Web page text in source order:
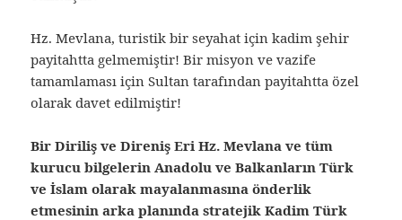
Hz. Mevlana, turistik bir seyahat için kadim şehir
payitahtta gelmemiştir! Bir misyon ve vazife
tamamlaması için Sultan tarafından payitahtta özel
olarak davet edilmiştir!
Bir Diriliş ve Direniş Eri Hz. Mevlana ve tüm
kurucu bilgelerin Anadolu ve Balkanların Türk
ve İslam olarak mayalanmasına önderlik
etmesinin arka planında stratejik Kadim Türk